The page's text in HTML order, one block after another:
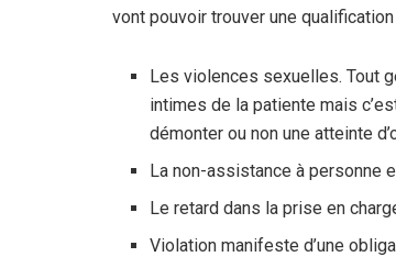
vont pouvoir trouver une qualification
Les violences sexuelles. Tout
intimes de la patiente mais
démonter ou non une atteinte
La non-assistance à personne
Le retard dans la prise en
Violation manifeste d’une